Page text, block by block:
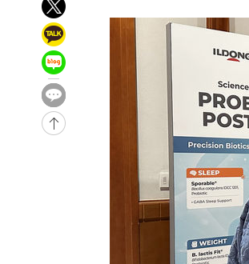
-3540초 전 >
-1139초 전 >
"여기 떨어졌다"…다누리, 스페이
30분 전 >
손흥민, 5경기 연속골 실패…LAFC는
2시간 전 >
내일까지 39도 '펄펄'…기상청 "태풍
-29310초 전 >
'월드컵 탈락 후폭풍' 축구협회
-28746초 전 >
[속보] 뉴욕증시, 혼조 출발…
축구협회, 15년 전 심판 성 접
경찰, '홍명보는 2순위' 결론냈
[속보]합참 "北 발사체는 단거
日방위성, 北이 동해로 쏜 발사
[속보] SKT, 에이닷 서비스 장
[속보]합참 "북, 동해상으로 미상